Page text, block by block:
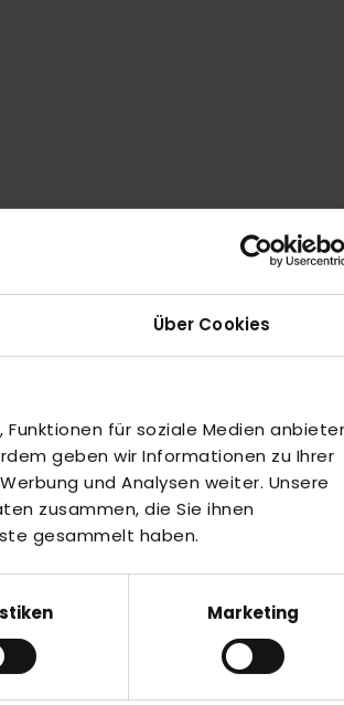
Über Cookies
für soziale Medien
geben wir Informationen zu Ihrer
und Analysen weiter. Unsere
zusammen, die Sie ihnen
gesammelt haben.
Marketing